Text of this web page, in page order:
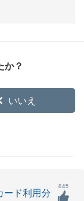
か？
いいえ
ード利用分
845